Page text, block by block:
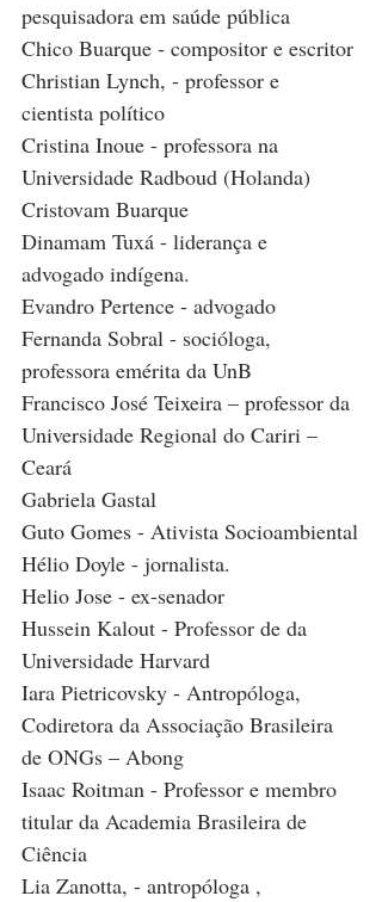
pesquisadora em saúde pública
Chico Buarque - compositor e escritor
Christian Lynch, - professor e
cientista político
Cristina Inoue - professora na
Universidade Radboud (Holanda)
Cristovam Buarque
Dinamam Tuxá - liderança e
advogado indígena.
Evandro Pertence - advogado
Fernanda Sobral - socióloga,
professora emérita da UnB
Francisco José Teixeira – professor da
Universidade Regional do Cariri –
Ceará
Gabriela Gastal
Guto Gomes - Ativista Socioambiental
Hélio Doyle - jornalista.
Helio Jose - ex-senador
Hussein Kalout - Professor de da
Universidade Harvard
Iara Pietricovsky - Antropóloga,
Codiretora da Associação Brasileira
de ONGs – Abong
Isaac Roitman - Professor e membro
titular da Academia Brasileira de
Ciência
Lia Zanotta, - antropóloga ,